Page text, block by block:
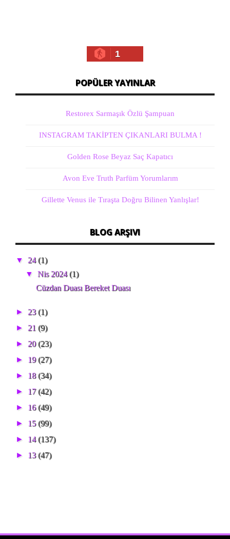
1
POPÜLER YAYINLAR
Restorex Sarmaşık Özlü Şampuan
INSTAGRAM TAKİPTEN ÇIKANLARI BULMA !
Golden Rose Beyaz Saç Kapatıcı
Avon Eve Truth Parfüm Yorumlarım
Gillette Venus ile Tıraşta Doğru Bilinen Yanlışlar!
BLOG ARŞIVI
▼ 24(1)
▼Nis 2024(1)
Cüzdan Duası Bereket Duası
► 23(1)
► 21 (9)
► 20(23)
► 19(27)
► 18(34)
► 17(42)
► 16(49)
► 15(99)
► 14(137)
► 13(47)